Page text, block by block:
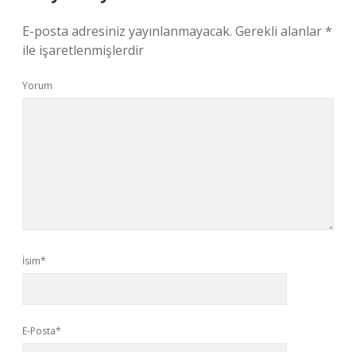
E-posta adresiniz yayınlanmayacak. Gerekli alanlar*
ile işaretlenmişlerdir
Yorum
İsim*
E-Posta*